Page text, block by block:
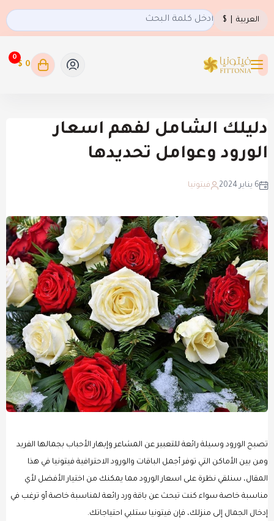
العربية $
فيتونيا
0
0 $
دليلك الشامل لفهم اسعار
الورود وعوامل تحديدها
6 يناير 2024 فيتونيا
تصبح الورود وسيلة رائعة للتعبير عن المشاعر وإبهار الأحباب بجمالها الفريد
ومن بين الأماكن التي توفر أجمل الباقات والورود الاحترافية فيتونيا في هذا
المقال، سنلقي نظرة على اسعار الورود مما يمكنك من اختيار الأفضل لأي
مناسبة خاصة سواء كنت تبحث عن باقة ورد رائعة لمناسبة خاصة أو ترغب في
إدخال الجمال إلى منزلك، فإن فيتونيا ستلبي احتياجاتك.